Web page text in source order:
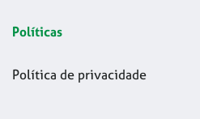
Políticas
Política de privacidade